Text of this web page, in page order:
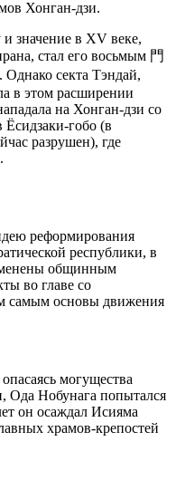
Хонган-дзи.
и значение в XV веке,
стал его восьмым 門
секта Тэндай,
в этом расширении
на Хонган-дзи со
Ёсидзаки-гобо (в
разрушен), где
реформирования
республики, в
общинным
во главе со
самым основы движения
могущества
Ода Нобунага попытался
он осаждал Исияма
храмов-крепостей